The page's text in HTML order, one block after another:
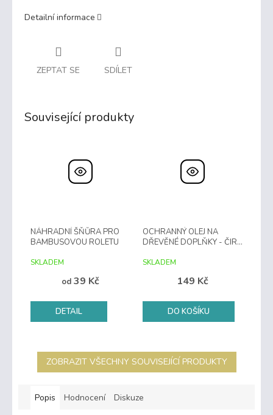
Detailní informace
ZEPTAT SE SDÍLET
Související produkty
NÁHRADNÍ ŠŇŮRA PRO
BAMBUSOVOU ROLETU
SKLADEM
od 39 Kč
DETAIL
OCHRANNÝ OLEJ NA
DŘEVĚNÉ DOPLŇKY - ČIRÝ
SKLADEM
149 Kč
DO KOŠÍKU
ZOBRAZIT VŠECHNY SOUVISEJÍCÍ PRODUKTY
Popis Hodnocení Diskuze